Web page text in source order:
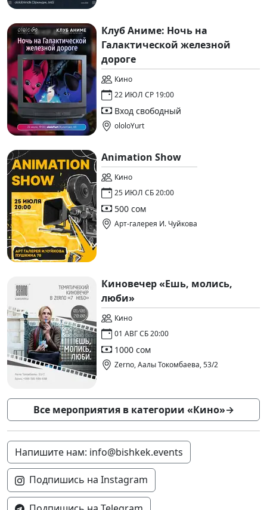
Клуб Аниме: Ночь на
Галактической железной
дороге
Кино
22 ИЮЛ СР 19:00
Вход свободный
ololoYurt
Animation Show
Кино
25 ИЮЛ СБ 20:00
500 сом
Арт-галерея И. Чуйкова
Киновечер «Ешь, молись,
люби»
Кино
01 АВГ СБ 20:00
1000 сом
Zerno, Аалы Токомбаева, 53/2
Все мероприятия в категории «Кино»→
Напишите нам: info@bishkek.events
Подпишись на Instagram